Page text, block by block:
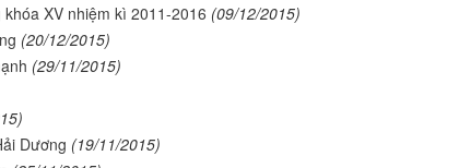
XV nhiệm kì 2011-2016 (09/12/2015)
(20/12/2015)
(29/11/2015)
Dương (19/11/2015)